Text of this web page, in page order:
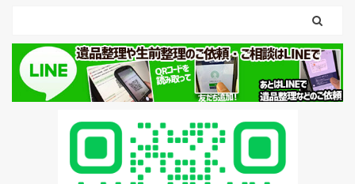
蘭越町不用品回収 黒松内町不用品回収